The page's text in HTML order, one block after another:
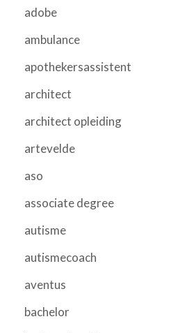
adobe
ambulance
apothekersassistent
architect
architect opleiding
artevelde
aso
associate degree
autisme
autismecoach
aventus
bachelor